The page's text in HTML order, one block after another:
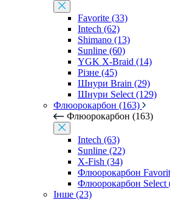
Favorite (33)
Intech (62)
Shimano (13)
Sunline (60)
YGK X-Braid (14)
Різне (45)
Шнури Brain (29)
Шнури Select (129)
Флюорокарбон (163)
Флюорокарбон (163)
Intech (63)
Sunline (22)
X-Fish (34)
Флюорокарбон
Флюорокарбон Select
Інше (23)